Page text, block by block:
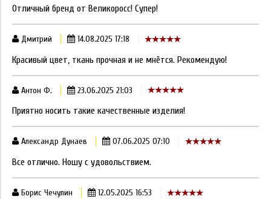
Отличный бренд от Великоросс! Супер!
Дмитрий 14.08.2025 17:18
Красивый цвет, ткань прочная и не мнётся. Рекомендую!
Антон Ф. 23.06.2025 21:03
Приятно носить такие качественные изделия!
Александр Дунаев 07.06.2025 07:10
Все отлично. Ношу с удовольствием.
Борис Чечулин 12.05.2025 16:53